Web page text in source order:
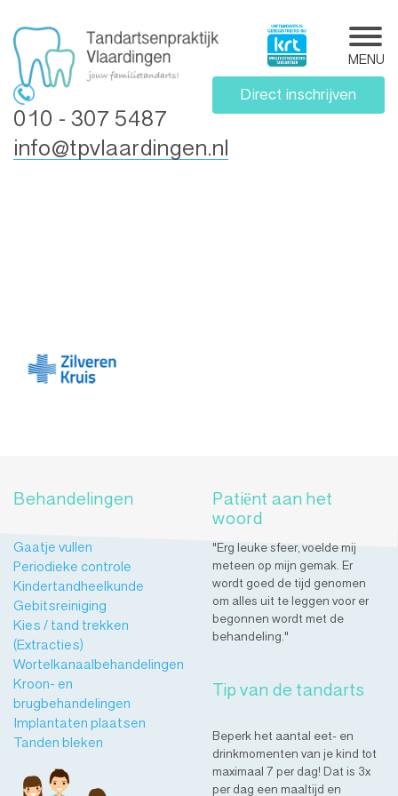
MENU
010 - 307 5487
info@tpvlaardingen.nl
Direct inschrijven
Behandelingen
Patiënt aan het
woord
Gaatje vullen
Periodieke controle
Kindertandheelkunde
Gebitsreiniging
Kies / tand trekken
(Extracties)
Wortelkanaalbehandelingen
Kroon- en
brugbehandelingen
Implantaten plaatsen
Tanden bleken
"Erg leuke sfeer, voelde mij
meteen op mijn gemak. Er
wordt goed de tijd genomen
om alles uit te leggen voor er
begonnen wordt met de
behandeling."
Tip van de tandarts
Beperk het aantal eet- en
drinkmomenten van je kind tot
maximaal 7 per dag! Dat is 3x
per dag een maaltijd en